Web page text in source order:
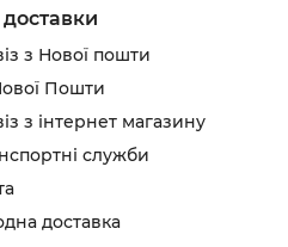
з Нової пошти
Пошти
з інтернет магазину
служби
доставка